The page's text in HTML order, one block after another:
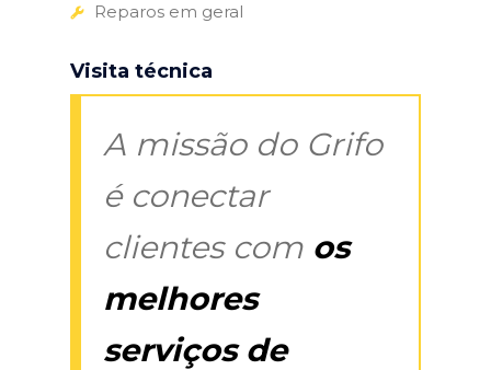
Reparos em geral
Visita técnica
A missão do Grifo
é conectar
clientes com os
melhores
serviços de